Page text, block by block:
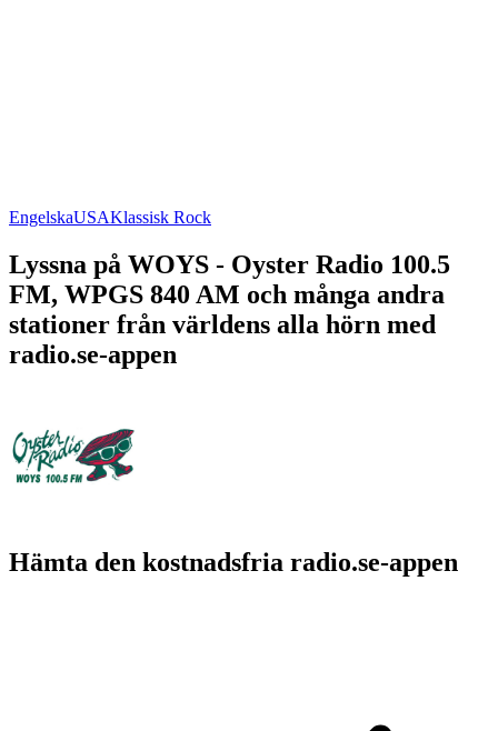
EngelskaUSAKlassisk Rock
Lyssna på WOYS - Oyster Radio 100.5
FM, WPGS 840 AM och många andra
stationer från världens alla hörn med
radio.se-appen
Hämta den kostnadsfria radio.se-appen